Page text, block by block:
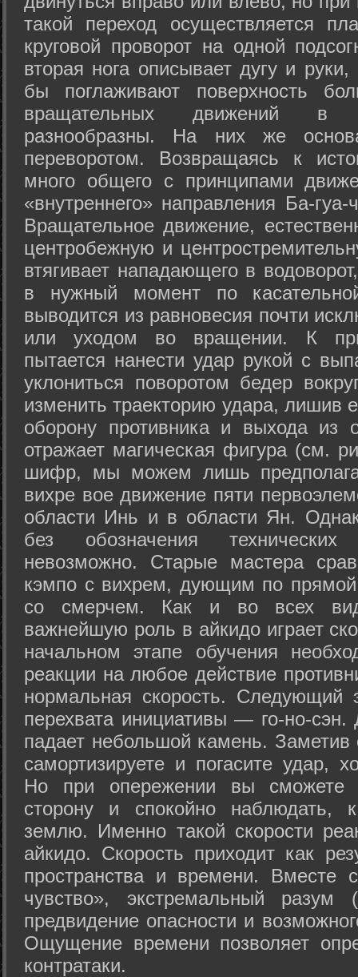
такой переход осуществляется
круговой проворот на одной
вторая нога описывает дугу и
бы поглаживают поверхность
вращательных движений в
разнообразны. На них же
переворотом. Возвращаясь к
много общего с принципами
«внутреннего» направления Ба-
Вращательное движение,
центробежную и
втягивает нападающего в
в нужный момент по
выводится из равновесия почти
или уходом во вращении. К
пытается нанести удар рукой с
уклониться поворотом бедер
изменить траекторию удара, лишив
оборону противника и выхода из
отражает магическая фигура (см.
шифр, мы можем лишь
вихре вое движение пяти
области Инь и в области Ян.
без обозначения
невозможно. Старые мастера
кэмпо с вихрем, дующим по
со смерчем. Как и во всех
важнейшую роль в айкидо играет
начальном этапе обучения
реакции на любое действие
нормальная скорость.
перехвата инициативы — го-но-
падает небольшой камень.
самортизируете и погасите удар,
Но при опережении вы сможете
сторону и спокойно наблюдать,
землю. Именно такой скорости
айкидо. Скорость приходит как
пространства и времени. Вместе
чувство», экстремальный разум
предвидение опасности и
Ощущение времени позволяет
контратаки.